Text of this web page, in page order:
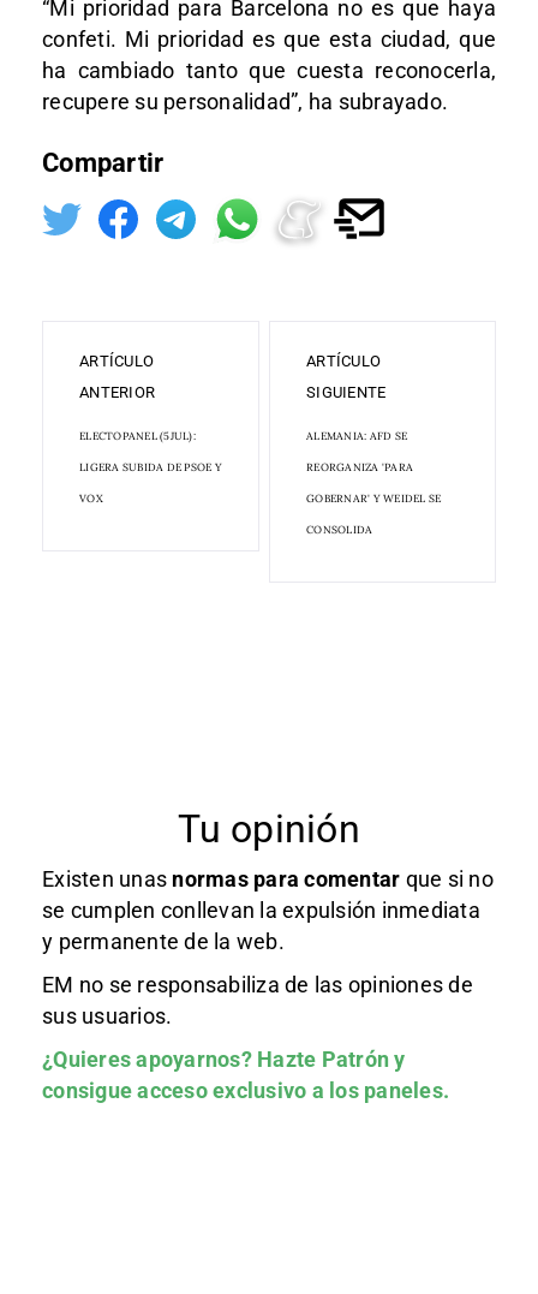
“Mi prioridad para Barcelona no es que haya
confeti. Mi prioridad es que esta ciudad, que
ha cambiado tanto que cuesta reconocerla,
recupere su personalidad”, ha subrayado.
Compartir
ARTÍCULO
ANTERIOR
ELECTOPANEL (5JUL):
LIGERA SUBIDA DE PSOE Y
VOX
ARTÍCULO
SIGUIENTE
ALEMANIA: AFD SE
REORGANIZA 'PARA
GOBERNAR' Y WEIDEL SE
CONSOLIDA
Tu opinión
Existen unas normas para comentar que si no
se cumplen conllevan la expulsión inmediata
y permanente de la web.
EM no se responsabiliza de las opiniones de
sus usuarios.
¿Quieres apoyarnos? Hazte Patróny
consigue acceso exclusivo a los paneles.